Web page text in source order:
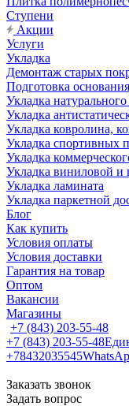
Ступени
Акции
Услуги
Укладка
Демонтаж старых
Подготовка
Укладка
Укладка
Укладка ковролина,
Укладка спортивных
Укладка
Укладка виниловой и
Укладка ламината
Укладка паркетной
Блог
Как купить
Условия оплаты
Условия доставки
Гарантия на товар
Оптом
Вакансии
Магазины
+7 (843) 203-55-48
+7 (843) 203-55-48
+78432035545
Заказать звонок
Задать вопрос